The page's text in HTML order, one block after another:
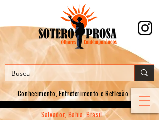
Conhecimento, Entretenimento e Reflexão.
Salvador, Bahia, Brasil.